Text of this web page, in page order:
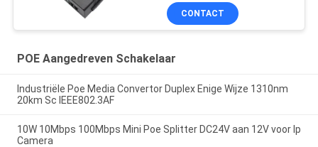
CONTACT
POE Aangedreven Schakelaar
Industriële Poe Media Convertor Duplex Enige Wijze 1310nm
20km Sc IEEE802.3AF
10W 10Mbps 100Mbps Mini Poe Splitter DC24V aan 12V voor Ip
Camera